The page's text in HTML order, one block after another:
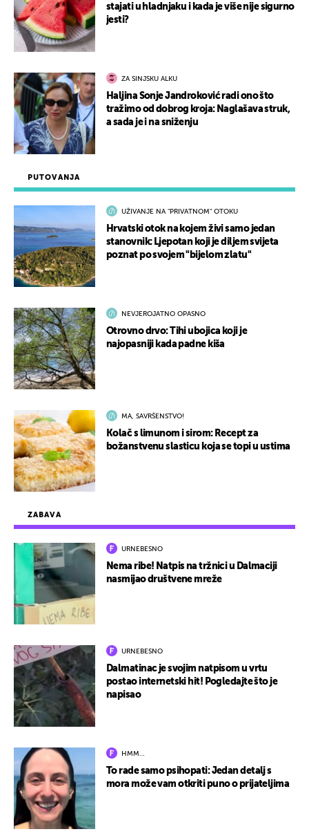
ZABAVA
URNEBESNO
Nema ribe! Natpis na tržnici u Dalmaciji
nasmijao društvene mreže
URNEBESNO
Dalmatinac je svojim natpisom u vrtu
postao internetski hit! Pogledajte što je
napisao
HMM…
To rade samo psihopati: Jedan detalj s
mora može vam otkriti puno o prijateljima
PUTOVANJA
UŽIVANJE NA "PRIVATNOM" OTOKU
Hrvatski otok na kojem živi samo jedan
stanovnik: Ljepotan koji je diljem svijeta
poznat po svojem "bijelom zlatu"
NEVJEROJATNO OPASNO
Otrovno drvo: Tihi ubojica koji je
najopasniji kada padne kiša
MA, SAVRŠENSTVO!
Kolač s limunom i sirom: Recept za
božanstvenu slasticu koja se topi u ustima
stajati u hladnjaku i kada je više nije sigurno
jesti?
ZA SINJSKU ALKU
Haljina Sonje Jandroković radi ono što
tražimo od dobrog kroja: Naglašava struk,
a sada je i na sniženju